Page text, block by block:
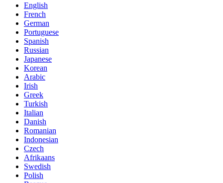
English
French
German
Portuguese
Spanish
Russian
Japanese
Korean
Arabic
Irish
Greek
Turkish
Italian
Danish
Romanian
Indonesian
Czech
Afrikaans
Swedish
Polish